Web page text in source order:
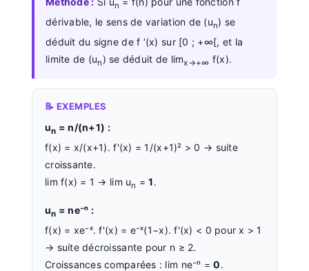
n
dérivable, le sens de variation de (un) se
déduit du signe de f ‘(x) sur [0 ; +∞[, et la
limite de (un) se déduit de limx→+∞ f(x).
📝 EXEMPLES
un = n/(n+1) :
f(x) = x/(x+1). f'(x) = 1/(x+1)² > 0 → suite
croissante.
lim f(x) = 1 → lim un =1.
un = ne⁻ⁿ :
f(x) = xe⁻ˣ. f'(x) = e⁻ˣ(1−x). f'(x) < 0 pour x > 1
→ suite décroissante pour n ≥ 2.
Croissances comparées : lim ne⁻ⁿ =0.